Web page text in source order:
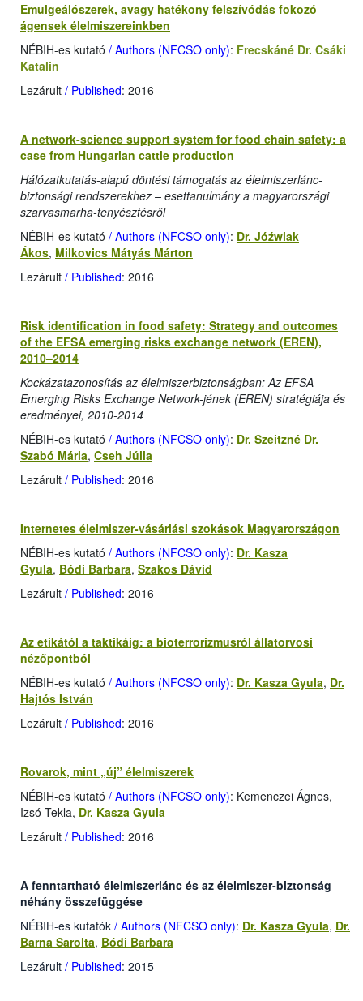
Emulgeálószerek, avagy hatékony felszívódás fokozó
ágensek élelmiszereinkben
NÉBIH-es kutató / Authors (NFCSO only): Frecskáné Dr. Csáki
Katalin
Lezárult / Published: 2016
A network-science support system for food chain safety: a
case from Hungarian cattle production
Hálózatkutatás-alapú döntési támogatás az élelmiszerlánc-
biztonsági rendszerekhez – esettanulmány a magyarországi
szarvasmarha-tenyésztésről
NÉBIH-es kutató / Authors (NFCSO only): Dr. Jóźwiak
Ákos, Milkovics Mátyás Márton
Lezárult / Published: 2016
Risk identification in food safety: Strategy and outcomes
of the EFSA emerging risks exchange network (EREN),
2010–2014
Kockázatazonosítás az élelmiszerbiztonságban: Az EFSA
Emerging Risks Exchange Network-jének (EREN) stratégiája és
eredményei, 2010-2014
NÉBIH-es kutató / Authors (NFCSO only): Dr. Szeitzné Dr.
Szabó Mária, Cseh Júlia
Lezárult / Published: 2016
Internetes élelmiszer-vásárlási szokások Magyarországon
NÉBIH-es kutató / Authors (NFCSO only): Dr. Kasza
Gyula, Bódi Barbara, Szakos Dávid
Lezárult / Published: 2016
Az etikától a taktikáig: a bioterrorizmusról állatorvosi
nézőpontból
NÉBIH-es kutató / Authors (NFCSO only): Dr. Kasza Gyula, Dr.
Hajtós István
Lezárult / Published: 2016
Rovarok, mint „új” élelmiszerek
NÉBIH-es kutató / Authors (NFCSO only): Kemenczei Ágnes,
Izsó Tekla, Dr. Kasza Gyula
Lezárult / Published: 2016
A fenntartható élelmiszerlánc és az élelmiszer-biztonság
néhány összefüggése
NÉBIH-es kutatók / Authors (NFCSO only): Dr. Kasza Gyula, Dr.
Barna Sarolta, Bódi Barbara
Lezárult / Published: 2015